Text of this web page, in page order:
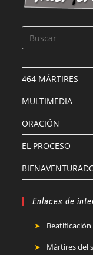
464 MÁRTIRES
MULTIMEDIA
ORACIÓN
EL PROCESO
Enlaces de
Mártires del